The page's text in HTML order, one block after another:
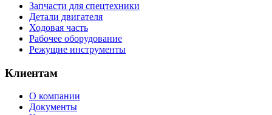
Запчасти для спецтехники
Детали двигателя
Ходовая часть
Рабочее оборудование
Режущие инструменты
Клиентам
О компании
Документы